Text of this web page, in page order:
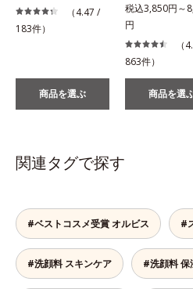
（4.47 /
183件）
商品を選ぶ
税込3,850円～
円
（
863件）
商品を選
関連タグで探す
#ベストコスメ受賞 オルビス #
#洗顔料 スキンケア #洗顔料 保